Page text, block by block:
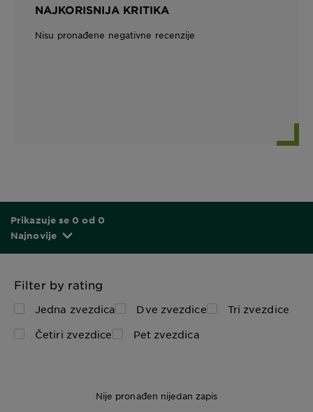
NAJKORISNIJA KRITIKA
Nisu pronađene negativne recenzije
Prikazuje se 0 od 0
Najnovije
Filter by rating
Jedna zvezdica Dve zvezdice
Tri zvezdice
Četiri zvezdice
Pet zvezdica
Nije pronađen nijedan zapis